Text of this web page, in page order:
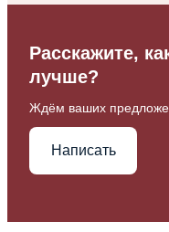
Расскажите,
лучше?
Ждём ваших
Написать